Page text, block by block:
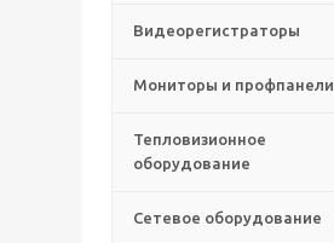
Видеорегистраторы
Мониторы и профпанели
Тепловизионное
оборудование
Сетевое оборудование